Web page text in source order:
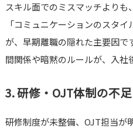
スキル面でのミスマッチよりも
「コミュニケーションのスタ
が、早期離職の隠れた主要因で
間関係や暗黙のルールが、入社
3. 研修・OJT体制の不足
研修制度が未整備、OJT担当が